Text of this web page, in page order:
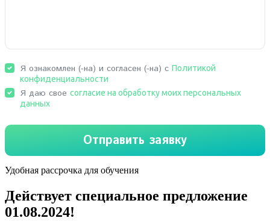
Удобная рассрочка для обучения
Действует специальное предложение
01.08.2024!